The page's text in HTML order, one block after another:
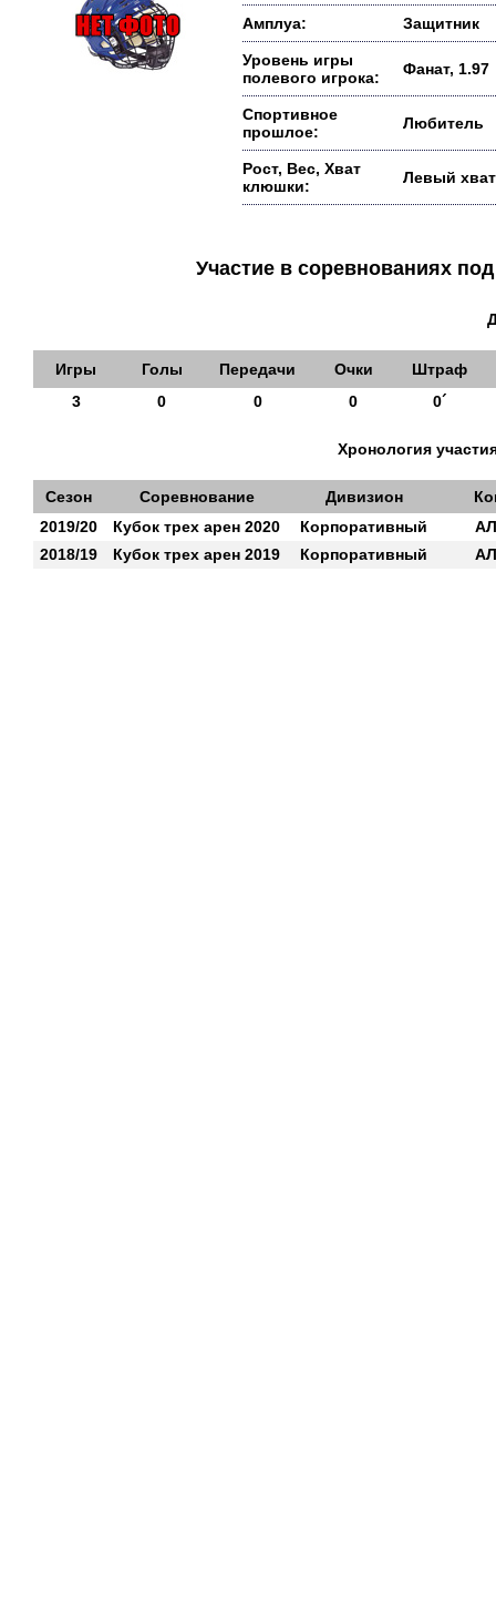
Амплуа: Защитник
Уровень игры
полевого игрока:
Фанат, 1.97
Спортивное
прошлое:
Любитель
Рост, Вес, Хват
клюшки:
Левый хват
Участие в соревнованиях
Игры Голы Передачи Очки
Штраф
3
0 0 0 0´
Хронология
Сезон Соревнование Дивизион
2019/20
Кубок трех арен 2020 Корпоративный
2018/19
Кубок трех арен 2019 Корпоративный